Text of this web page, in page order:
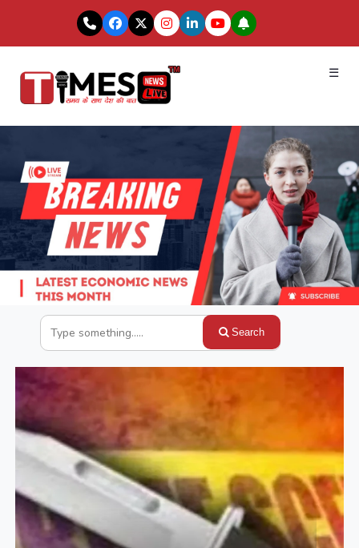
☰
Search